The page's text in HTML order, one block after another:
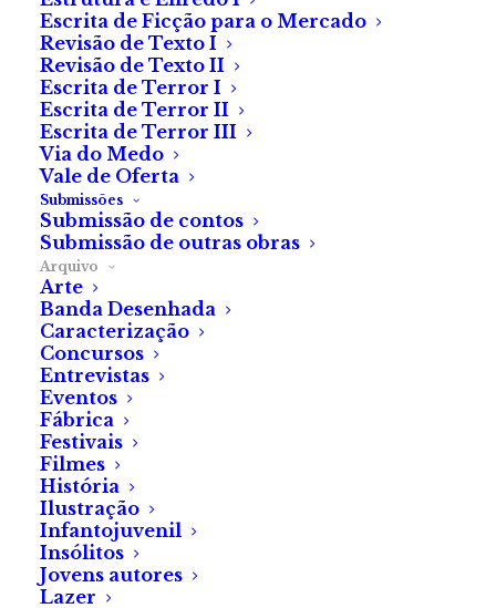
Escrita de Ficção para o Mercado
Revisão de Texto I
Revisão de Texto II
Escrita de Terror I
Escrita de Terror II
Escrita de Terror III
Via do Medo
Vale de Oferta
Submissões
Submissão de contos
Submissão de outras obras
Arquivo
Arte
Banda Desenhada
Caracterização
Concursos
Entrevistas
Eventos
Fábrica
Festivais
Filmes
História
Ilustração
Infantojuvenil
Insólitos
Jovens autores
Lazer
Artigo
by Fernando Reis
Holocausto Canibal,
«Crueza Ferina»